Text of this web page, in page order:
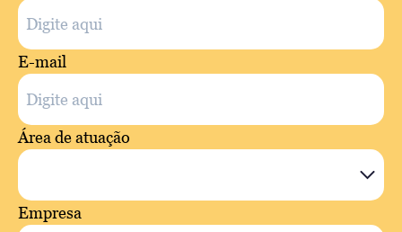
E-mail
Área de atuação
Empresa